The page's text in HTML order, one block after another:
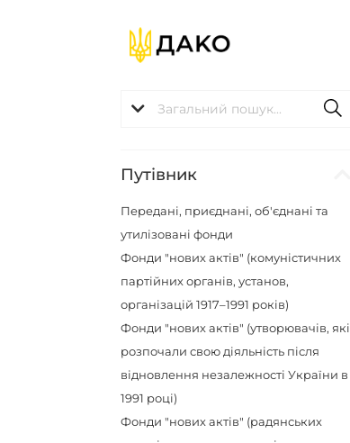
Путівник
Передані, приєднані, об'єднані та
утилізовані фонди
Фонди "нових актів" (комуністичних
партійних органів, установ,
організацій 1917–1991 років)
Фонди "нових актів" (утворювачів, які
розпочали свою діяльність після
відновлення незалежності України в
1991 році)
Фонди "нових актів" (радянських